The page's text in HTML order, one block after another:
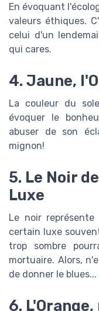
En évoquant
valeurs éthiques.
celui d'un
qui cares.
4. Jaune,
La couleur du
évoquer le
abuser de son
mignon!
5. Le Noir
Luxe
Le noir
certain luxe
trop sombre
mortuaire. Alors,
de donner le blues...
6.